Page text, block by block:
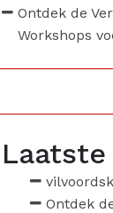
Ontdek de
Workshops
Ontdek